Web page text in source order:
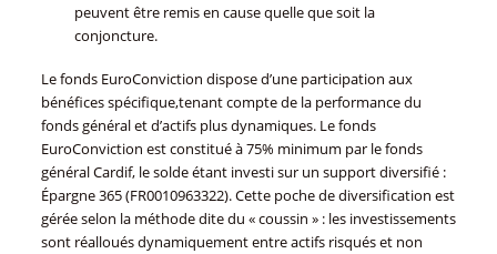
peuvent être remis en cause quelle que soit la
conjoncture.
Le fonds EuroConviction dispose d’une participation aux
bénéfices spécifique,tenant compte de la performance du
fonds général et d’actifs plus dynamiques. Le fonds
EuroConviction est constitué à 75% minimum par le fonds
général Cardif, le solde étant investi sur un support diversifié :
Épargne 365 (FR0010963322). Cette poche de diversification est
gérée selon la méthode dite du « coussin » : les investissements
sont réalloués dynamiquement entre actifs risqués et non